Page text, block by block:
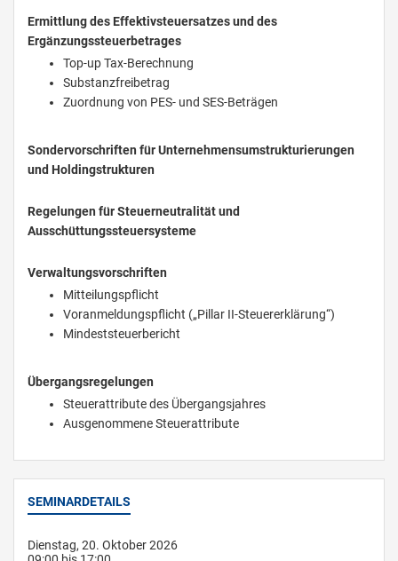
Ermittlung des Effektivsteuersatzes und des
Ergänzungssteuerbetrages
Top-up Tax-Berechnung
Substanzfreibetrag
Zuordnung von PES- und SES-Beträgen
Sondervorschriften für Unternehmensumstrukturierungen
und Holdingstrukturen
Regelungen für Steuerneutralität und
Ausschüttungssteuersysteme
Verwaltungsvorschriften
Mitteilungspflicht
Voranmeldungspflicht („Pillar II-Steuererklärung“)
Mindeststeuerbericht
Übergangsregelungen
Steuerattribute des Übergangsjahres
Ausgenommene Steuerattribute
SEMINARDETAILS
Dienstag, 20. Oktober 2026